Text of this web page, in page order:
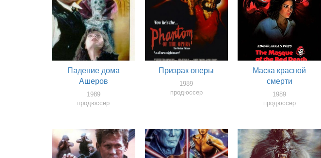
Падение дома
Ашеров
1989
продюссер
Призрак оперы
1989
продюссер
Маска красной
смерти
1989
продюссер